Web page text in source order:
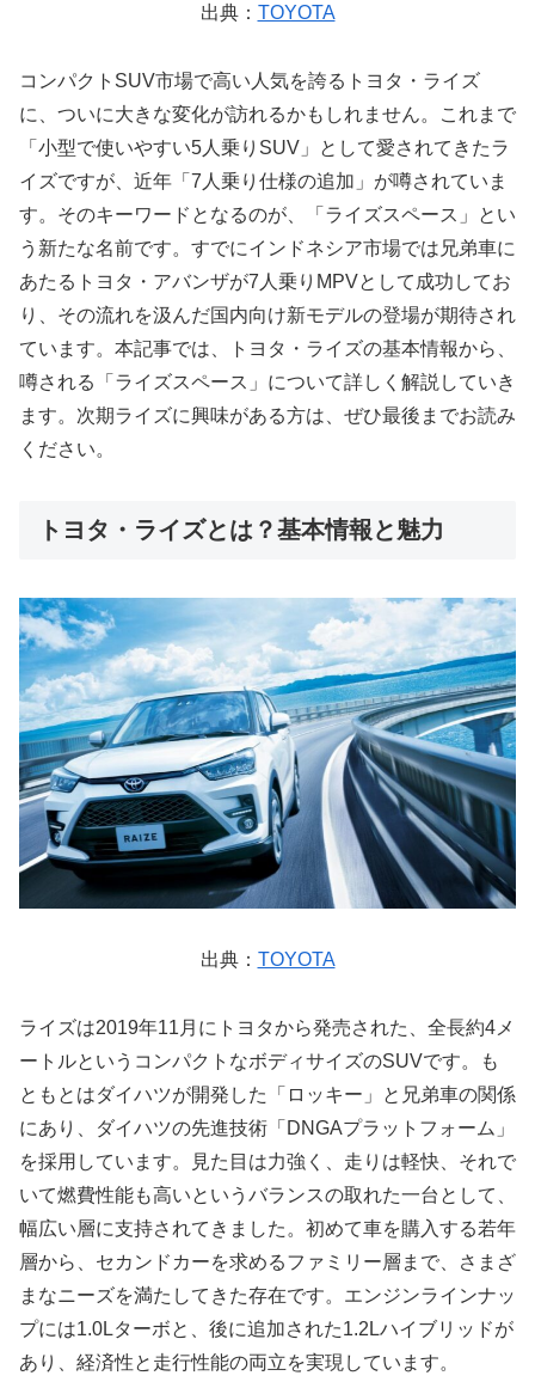
出典： TOYOTA
コンパクトSUV市場で高い人気を誇るトヨタ・ライズ
に、ついに大きな変化が訪れるかもしれません。これまで
「小型で使いやすい5人乗りSUV」として愛されてきたラ
イズですが、近年「7人乗り仕様の追加」が噂されていま
す。そのキーワードとなるのが、「ライズスペース」とい
う新たな名前です。すでにインドネシア市場では兄弟車に
あたるトヨタ・アバンザが7人乗りMPVとして成功してお
り、その流れを汲んだ国内向け新モデルの登場が期待され
ています。本記事では、トヨタ・ライズの基本情報から、
噂される「ライズスペース」について詳しく解説していき
ます。次期ライズに興味がある方は、ぜひ最後までお読み
ください。
トヨタ・ライズとは？基本情報と魅力
出典： TOYOTA
ライズは2019年11月にトヨタから発売された、全長約4メ
ートルというコンパクトなボディサイズのSUVです。も
ともとはダイハツが開発した「ロッキー」と兄弟車の関係
にあり、ダイハツの先進技術「DNGAプラットフォーム」
を採用しています。見た目は力強く、走りは軽快、それで
いて燃費性能も高いというバランスの取れた一台として、
幅広い層に支持されてきました。初めて車を購入する若年
層から、セカンドカーを求めるファミリー層まで、さまざ
まなニーズを満たしてきた存在です。エンジンラインナッ
プには1.0Lターボと、後に追加された1.2Lハイブリッドが
あり、経済性と走行性能の両立を実現しています。